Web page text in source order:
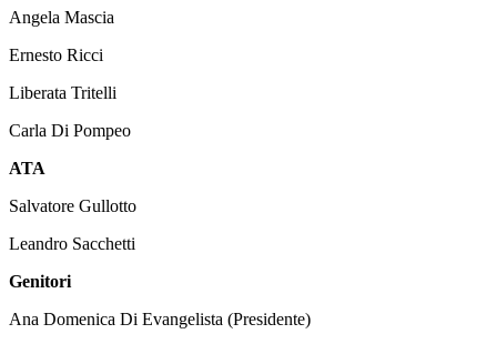
Angela Mascia
Ernesto Ricci
Liberata Tritelli
Carla Di Pompeo
ATA
Salvatore Gullotto
Leandro Sacchetti
Genitori
Ana Domenica Di Evangelista (Presidente)